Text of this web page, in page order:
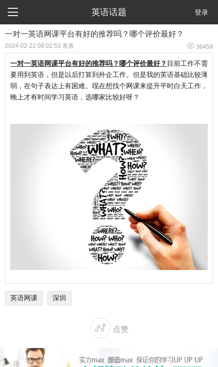
 英语话题 登录
一对一英语网课平台有好的推荐吗？哪个评价最好？
2024-02-22 08:02:53 发表  36458
一对一英语网课平台有好的推荐吗？哪个评价最好？ 目前工作不需
要用到英语，但是以后打算到外企工作。但是我的英语基础比较薄
弱，在句子表达上有困难。现在想找个网课来提升平时白天工作，
晚上才有时间学习英语，选哪家比较好呀？
英语网课 深圳
 点赞